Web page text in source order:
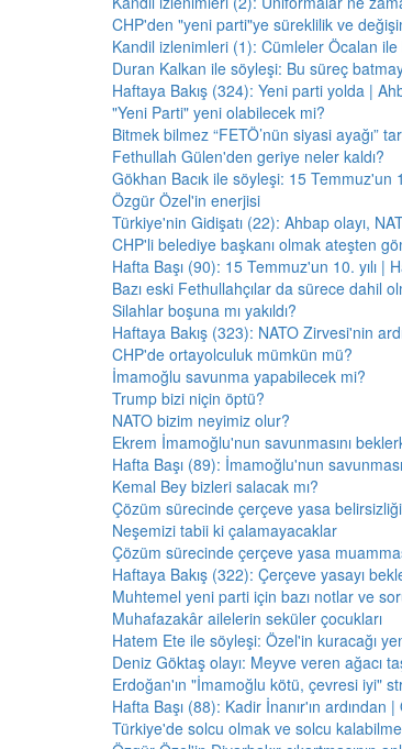
CHP'den "yeni parti"ye süreklilik ve
Kandil izlenimleri (1): Cümleler Öcalan
Duran Kalkan ile söyleşi: Bu süreç
Haftaya Bakış (324): Yeni parti yolda |
"Yeni Parti" yeni olabilecek mi?
Bitmek bilmez “FETÖ’nün siyasi ayağı”
Fethullah Gülen'den geriye neler kaldı?
Gökhan Bacık ile söyleşi: 15 Temmuz'un
Özgür Özel'in enerjisi
Türkiye'nin Gidişatı (22): Ahbap olayı,
CHP'li belediye başkanı olmak ateşten
Hafta Başı (90): 15 Temmuz'un 10. yılı |
Bazı eski Fethullahçılar da sürece dahil
Silahlar boşuna mı yakıldı?
Haftaya Bakış (323): NATO Zirvesi'nin
CHP'de ortayolculuk mümkün mü?
İmamoğlu savunma yapabilecek mi?
Trump bizi niçin öptü?
NATO bizim neyimiz olur?
Ekrem İmamoğlu'nun savunmasını
Hafta Başı (89): İmamoğlu'nun
Kemal Bey bizleri salacak mı?
Çözüm sürecinde çerçeve yasa
Neşemizi tabii ki çalamayacaklar
Çözüm sürecinde çerçeve yasa
Haftaya Bakış (322): Çerçeve yasayı
Muhtemel yeni parti için bazı notlar ve
Muhafazakâr ailelerin seküler çocukları
Hatem Ete ile söyleşi: Özel'in kuracağı
Deniz Göktaş olayı: Meyve veren ağacı
Erdoğan'ın "İmamoğlu kötü, çevresi iyi"
Hafta Başı (88): Kadir İnanır'ın
Türkiye'de solcu olmak ve solcu